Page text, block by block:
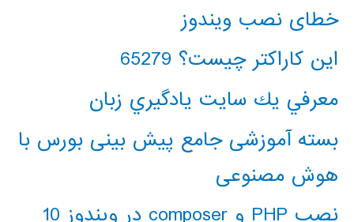
خطای نصب ویندوز
این کاراکتر چیست؟ 65279
معرفي يك سايت يادگيري زبان
بسته آموزشی جامع پیش بینی بورس با
هوش مصنوعی
نصب PHP و composer در ویندوز 10